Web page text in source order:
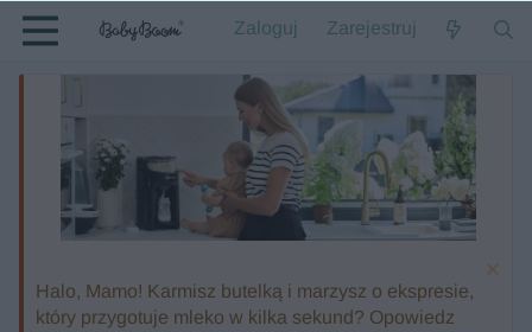
Zaloguj Zarejestruj
Halo, Mamo! Karmisz butelką i marzysz o ekspresie,
który przygotuje mleko w kilka sekund? Opowiedz